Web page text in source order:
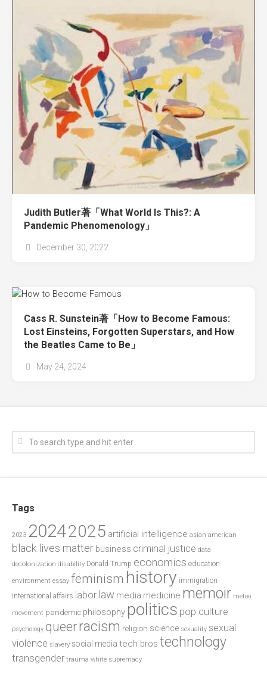
Judith Butler著「What World Is This?: A
Pandemic Phenomenology」
December 30, 2022
Cass R. Sunstein著「How to Become Famous:
Lost Einsteins, Forgotten Superstars, and How
the Beatles Came to Be」
May 24, 2024
Tags
2023 20242025 artificial intelligence asian american
black lives matter business criminal justice data
decolonization disability Donald Trump economics education
environment essay feminism history immigration
international affairs labor law media medicine memoir metoo
movement pandemic philosophy politics pop culture
psychology queerracism religion science sexuality sexual
violence slavery social media tech bros technology
transgender trauma white supremacy